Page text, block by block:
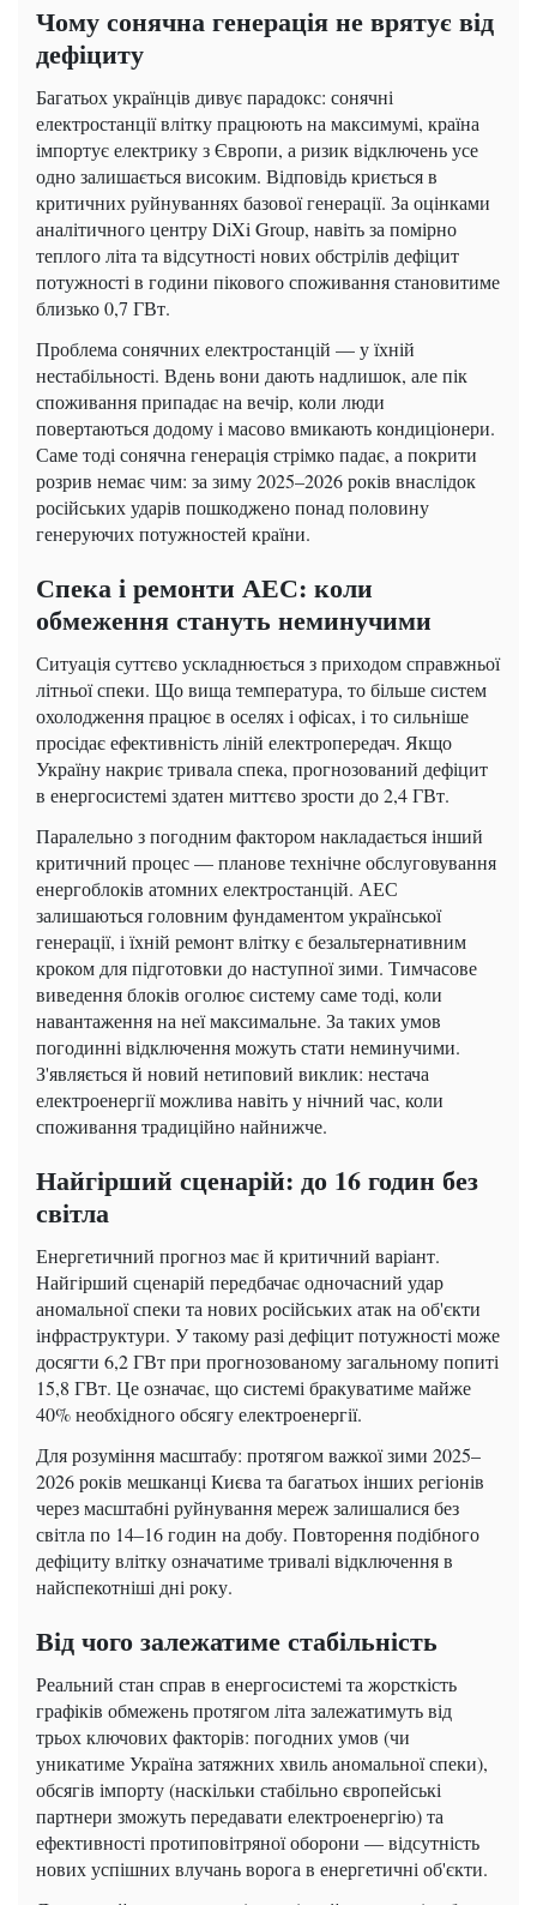
Чому сонячна генерація не врятує від
дефіциту
Багатьох українців дивує парадокс: сонячні
електростанції влітку працюють на максимумі, країна
імпортує електрику з Європи, а ризик відключень усе
одно залишається високим. Відповідь криється в
критичних руйнуваннях базової генерації. За оцінками
аналітичного центру DiXi Group, навіть за помірно
теплого літа та відсутності нових обстрілів дефіцит
потужності в години пікового споживання становитиме
близько 0,7 ГВт.
Проблема сонячних електростанцій — у їхній
нестабільності. Вдень вони дають надлишок, але пік
споживання припадає на вечір, коли люди
повертаються додому і масово вмикають кондиціонери.
Саме тоді сонячна генерація стрімко падає, а покрити
розрив немає чим: за зиму 2025–2026 років внаслідок
російських ударів пошкоджено понад половину
генеруючих потужностей країни.
Спека і ремонти АЕС: коли
обмеження стануть неминучими
Ситуація суттєво ускладнюється з приходом справжньої
літньої спеки. Що вища температура, то більше систем
охолодження працює в оселях і офісах, і то сильніше
просідає ефективність ліній електропередач. Якщо
Україну накриє тривала спека, прогнозований дефіцит
в енергосистемі здатен миттєво зрости до 2,4 ГВт.
Паралельно з погодним фактором накладається інший
критичний процес — планове технічне обслуговування
енергоблоків атомних електростанцій. АЕС
залишаються головним фундаментом української
генерації, і їхній ремонт влітку є безальтернативним
кроком для підготовки до наступної зими. Тимчасове
виведення блоків оголює систему саме тоді, коли
навантаження на неї максимальне. За таких умов
погодинні відключення можуть стати неминучими.
З'являється й новий нетиповий виклик: нестача
електроенергії можлива навіть у нічний час, коли
споживання традиційно найнижче.
Найгірший сценарій: до 16 годин без
світла
Енергетичний прогноз має й критичний варіант.
Найгірший сценарій передбачає одночасний удар
аномальної спеки та нових російських атак на об'єкти
інфраструктури. У такому разі дефіцит потужності може
досягти 6,2 ГВт при прогнозованому загальному попиті
15,8 ГВт. Це означає, що системі бракуватиме майже
40% необхідного обсягу електроенергії.
Для розуміння масштабу: протягом важкої зими 2025–
2026 років мешканці Києва та багатьох інших регіонів
через масштабні руйнування мереж залишалися без
світла по 14–16 годин на добу. Повторення подібного
дефіциту влітку означатиме тривалі відключення в
найспекотніші дні року.
Від чого залежатиме стабільність
Реальний стан справ в енергосистемі та жорсткість
графіків обмежень протягом літа залежатимуть від
трьох ключових факторів: погодних умов (чи
уникатиме Україна затяжних хвиль аномальної спеки),
обсягів імпорту (наскільки стабільно європейські
партнери зможуть передавати електроенергію) та
ефективності протиповітряної оборони — відсутність
нових успішних влучань ворога в енергетичні об'єкти.